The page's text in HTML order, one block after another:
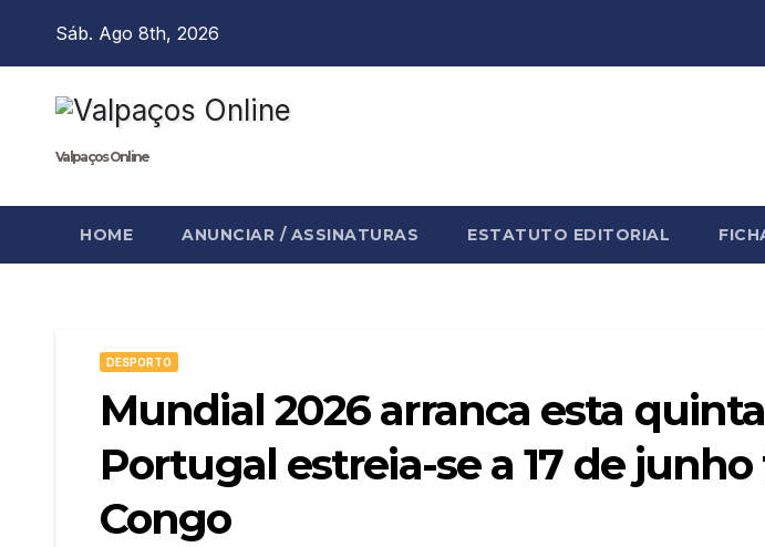
Sáb. Ago 8th, 2026
Valpaços Online
HOME ANUNCIAR / ASSINATURAS ESTATUTO EDITORIAL
DESPORTO
Mundial 2026 arranca esta
Portugal estreia-se a 17 de
Congo